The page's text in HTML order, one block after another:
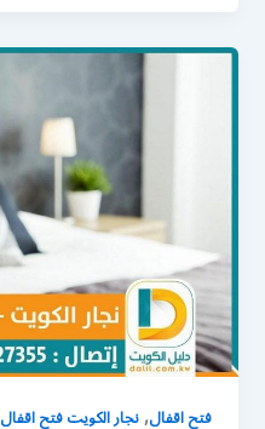
فتح اقفال,نجار الكويت فتح اقفال